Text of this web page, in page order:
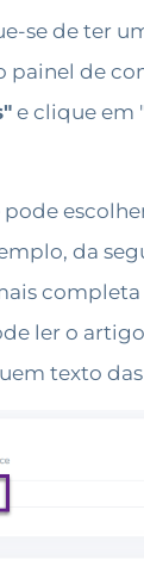
se de ter
painel de
e clique em "
pode
da
completa
ler o
texto